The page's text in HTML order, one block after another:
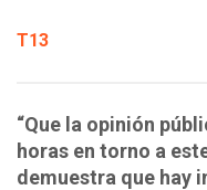
T13
“Que la opinión
horas en torno a
demuestra que hay